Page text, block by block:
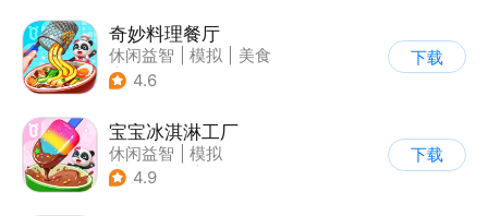
奇妙料理餐厅
休闲益智 模拟
美食
| 宝宝巴士
4.6
下载
宝宝冰淇淋工厂
休闲益智
模拟
| 宝宝巴士
4.9
下载